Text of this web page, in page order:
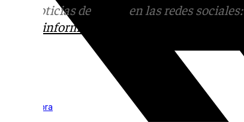
Más noticias de en las redes sociales:
informativos@101tv.es
Llegó la hora